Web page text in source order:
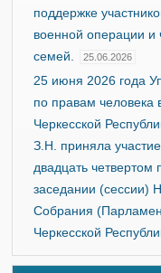
поддержке
военной операции и
семей.
25.06.2026
25 июня 2026 года
по правам человека
Черкесской
З.Н. приняла
двадцать четвертом
заседании (сессии)
Собрания
Черкесской